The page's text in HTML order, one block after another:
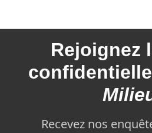
Rejoignez
Recevez nos